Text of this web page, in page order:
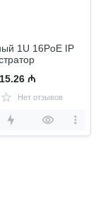
1U 16PoE IP
₼
Нет отзывов